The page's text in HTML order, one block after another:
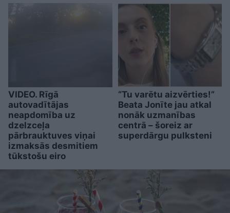
VIDEO. Rīgā
autovadītājas
neapdomība uz
dzelzceļa
pārbrauktuves viņai
izmaksās desmitiem
tūkstošu eiro
“Tu varētu aizvērties!”
Beata Jonīte jau atkal
nonāk uzmanības
centrā – šoreiz ar
superdārgu pulksteni